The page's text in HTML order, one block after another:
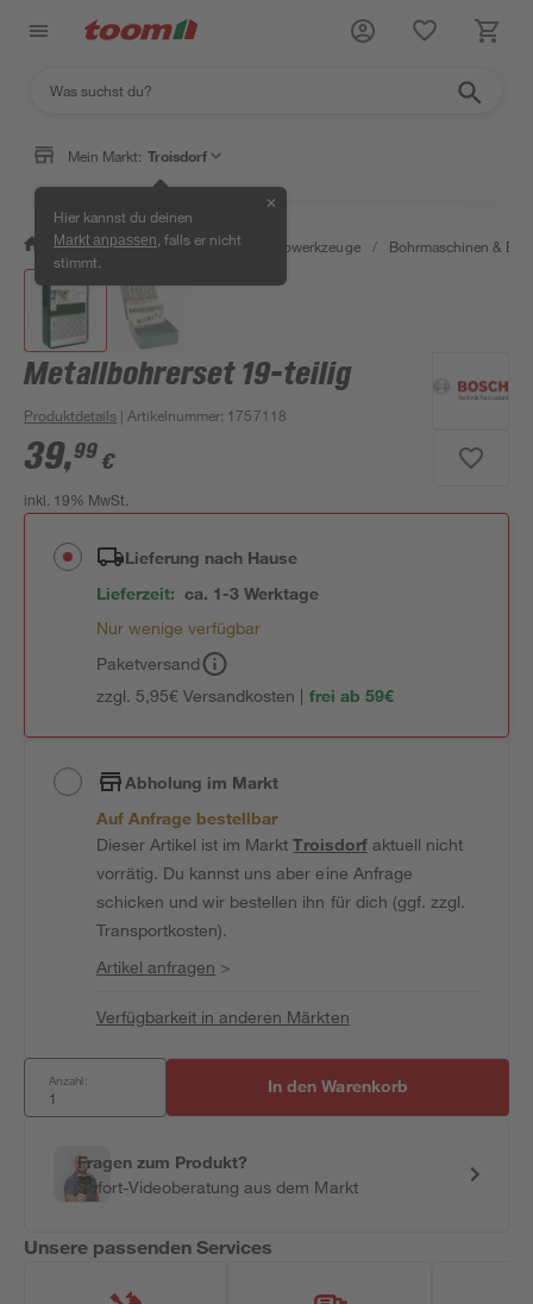
Mein Markt: Troisdorf
Hier kannst du deinen
Markt anpassen , falls er nicht
stimmt.
✕
/ Werkstatt & Maschinen / Elektrowerkzeuge / Bohrmaschinen &
Metallbohrerset 19-teilig
Produktdetails | Artikelnummer: 1757118
39,99 €
inkl. 19% MwSt.
Lieferung nach Hause
Lieferzeit: ca. 1-3 Werktage
Nur wenige verfügbar
Paketversand
zzgl. 5,95€ Versandkosten | frei ab 59€
Abholung im Markt
Auf Anfrage bestellbar
Dieser Artikel ist im MarktTroisdorfaktuell nicht
vorrätig. Du kannst uns aber eine Anfrage
schicken und wir bestellen ihn für dich (ggf. zzgl.
Transportkosten).
Artikel anfragen >
Verfügbarkeit in anderen Märkten
Anzahl: In den Warenkorb
Fragen zum Produkt?
Sofort-Videoberatung aus dem Markt
Unsere passenden Services